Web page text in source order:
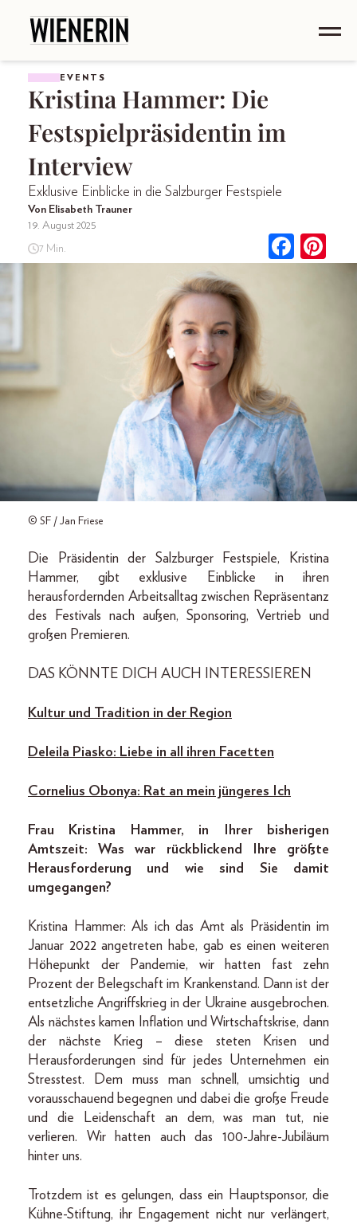
EVENTS
Kristina Hammer: Die
Festspielpräsidentin im
Interview
Exklusive Einblicke in die Salzburger Festspiele
Von Elisabeth Trauner
19. August 2025
7 Min.
© SF / Jan Friese
Die Präsidentin der Salzburger Festspiele, Kristina
Hammer, gibt exklusive Einblicke in ihren
herausfordernden Arbeitsalltag zwischen Repräsentanz
des Festivals nach außen, Sponsoring, Vertrieb und
großen Premieren.
DAS KÖNNTE DICH AUCH INTERESSIEREN
Kultur und Tradition in der Region
Deleila Piasko: Liebe in all ihren Facetten
Cornelius Obonya: Rat an mein jüngeres Ich
Frau Kristina Hammer, in Ihrer bisherigen
Amtszeit: Was war rückblickend Ihre größte
Herausforderung und wie sind Sie damit
umgegangen?
Kristina Hammer: Als ich das Amt als Präsidentin im
Januar 2022 angetreten habe, gab es einen weiteren
Höhepunkt der Pandemie, wir hatten fast zehn
Prozent der Belegschaft im Krankenstand. Dann ist der
entsetzliche Angriffskrieg in der Ukraine ausgebrochen.
Als nächstes kamen Inflation und Wirtschaftskrise, dann
der nächste Krieg – diese steten Krisen und
Herausforderungen sind für jedes Unternehmen ein
Stresstest. Dem muss man schnell, umsichtig und
vorausschauend begegnen und dabei die große Freude
und die Leidenschaft an dem, was man tut, nie
verlieren. Wir hatten auch das 100-Jahre-Jubiläum
hinter uns.
Trotzdem ist es gelungen, dass ein Hauptsponsor, die
Kühne-Stiftung, ihr Engagement nicht nur verlängert,